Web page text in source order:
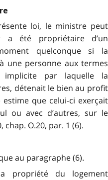
loi, le ministre peut
a été propriétaire d’un
quelconque si la
une personne aux termes
implicite par laquelle la
détenait le bien au profit
que celui-ci exerçait
ou avec d’autres, sur le
O.20, par. 1 (6).
au paragraphe (6).
propriété du logement